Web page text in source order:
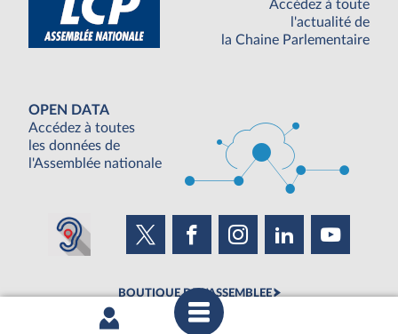
Accédez à toute
l'actualité de
la Chaine Parlementaire
OPEN DATA
Accédez à toutes
les données de
l'Assemblée nationale
BOUTIQUE DE L'ASSEMBLEE
UNE SEMAINE À L'ASSEMBLÉE